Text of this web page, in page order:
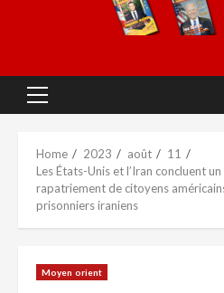
Home 2023 août
11
Les États-Unis et l’Iran concluent
rapatriement de citoyens
prisonniers iraniens
Moyen orient